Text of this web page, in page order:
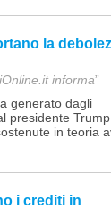
la
informa”
generato dagli
presidente
in teoria
i crediti in